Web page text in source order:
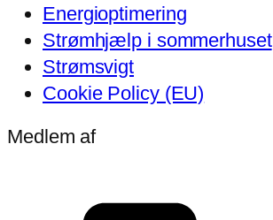
Energioptimering
Strømhjælp i sommerhuset
Strømsvigt
Cookie Policy (EU)
Medlem af